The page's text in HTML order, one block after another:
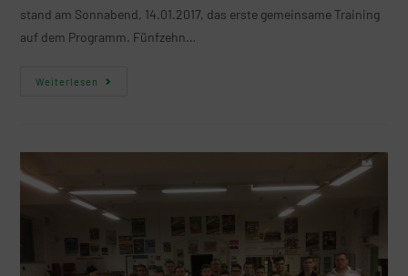
stand am Sonnabend, 14.01.2017, das erste gemeinsame Training
auf dem Programm. Fünfzehn…
Weiterlesen